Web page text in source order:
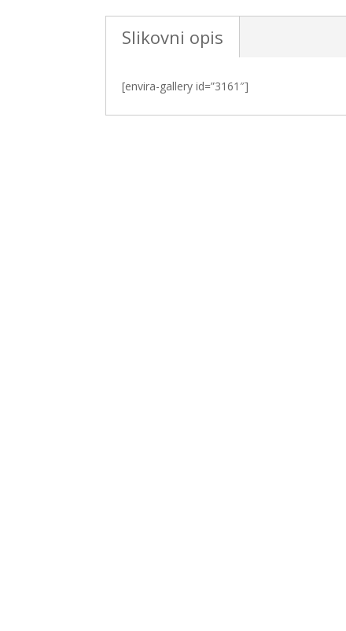
Slikovni opis
[envira-gallery id=”3161″]